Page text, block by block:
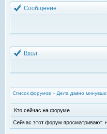
Сообщение
Вход
Список форумов » Дела давно
Кто сейчас на форуме
Сейчас этот форум просматривают: